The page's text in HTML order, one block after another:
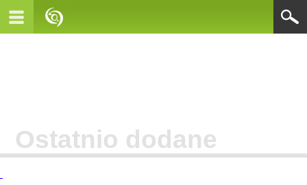
Ostatnio dodane